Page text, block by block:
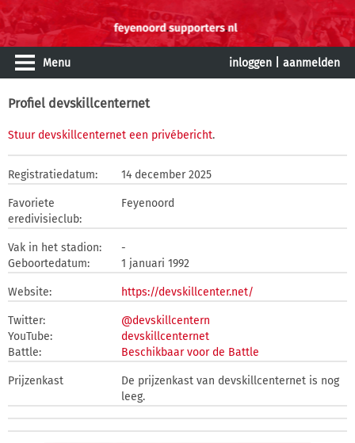
Menu inloggen aanmelden
Profiel devskillcenternet
Stuur devskillcenternet een privébericht.
Registratiedatum: 14 december 2025
Favoriete
eredivisieclub:
Feyenoord
Vak in het stadion:
-
Geboortedatum:
1 januari 1992
Website: https://devskillcenter.net/
Twitter:
@devskillcentern
YouTube:
devskillcenternet
Battle:
Beschikbaar voor de Battle
Prijzenkast
De prijzenkast van devskillcenternet is nog
leeg.